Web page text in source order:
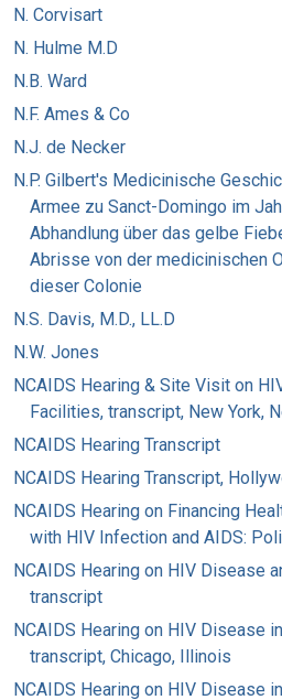
N. Corvisart
N. Hulme M.D
N.B. Ward
N.F. Ames & Co
N.J. de Necker
N.P. Gilbert's Medicinische
Armee zu Sanct-Domingo im
Abhandlung über das gelbe
Abrisse von der medicinischen
dieser Colonie
N.S. Davis, M.D., LL.D
N.W. Jones
NCAIDS Hearing & Site Visit on
Facilities, transcript, New York,
NCAIDS Hearing Transcript
NCAIDS Hearing Transcript,
NCAIDS Hearing on Financing
with HIV Infection and AIDS:
NCAIDS Hearing on HIV Disease
transcript
NCAIDS Hearing on HIV Disease
transcript, Chicago, Illinois
NCAIDS Hearing on HIV Disease